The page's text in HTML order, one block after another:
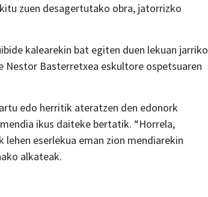
zuen desagertutako obra, jatorrizko
kalearekin bat egiten duen lekuan jarriko
Nestor Basterretxea eskultore ospetsuaren
edo herritik ateratzen den edonork
ikus daiteke bertatik. “Horrela,
k lehen eserlekua eman zion mendiarekin
alkateak.